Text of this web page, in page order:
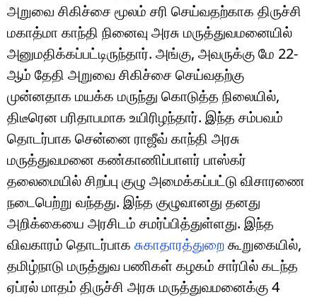
அறுவை சிகிச்சை மூலம் சரி செய்வதற்காக திருச்சி
மகாத்மா காந்தி நினைவு அரசு மருத்துவமனையில்
அனுமதிக்கப்பட்டிருந்தார். அங்கு, அவருக்கு மே 22-
ஆம் தேதி அறுவை சிகிச்சை செய்வதற்கு
முன்னதாக மயக்க மருந்து கொடுத்த நிலையில்,
திடீரென பரிதாபமாக உயிரிழந்தார். இந்த சம்பவம்
தொடர்பாக சென்னை ராஜீவ் காந்தி அரசு
மருத்துவமனை கண்காணிப்பாளர் பாஸ்கர்
தலைமையில் சிறப்பு குழு அமைக்கப்பட்டு விசாரணை
நடைபெற்று வந்தது. இந்த குழுவானது தனது
அறிக்கையை அரசிடம் சமர்ப்பித்துள்ளது. இந்த
விவகாரம் தொடர்பாக சுகாதாரத்துறைகூறுகையில்,
தமிழ்நாடு மருத்துவ பணிகள் கழகம் சார்பில் கடந்த
ஏப்ரல் மாதம் திருச்சி அரசு மருத்துவமனைக்கு 4